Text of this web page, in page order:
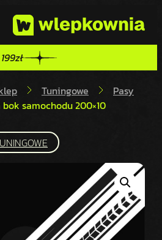
Tuningowe
Pasy
samochodu 200×10